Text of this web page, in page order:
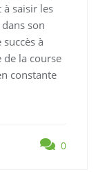
à saisir les
son
à
la course
constante
0